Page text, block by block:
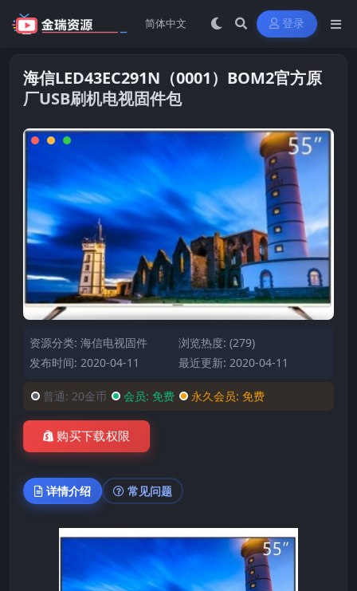
登录
海信LED43EC291N（0001）BOM2官方原
厂USB刷机电视固件包
资源分类: 海信电视固件
浏览热度: (279)
发布时间: 2020-04-11
最近更新: 2020-04-11
普通: 20金币 会员: 免费 永久会员: 免费
购买下载权限
详情介绍 常见问题